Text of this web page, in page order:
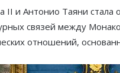
II и Антонио Таяни
связей между
отношений,